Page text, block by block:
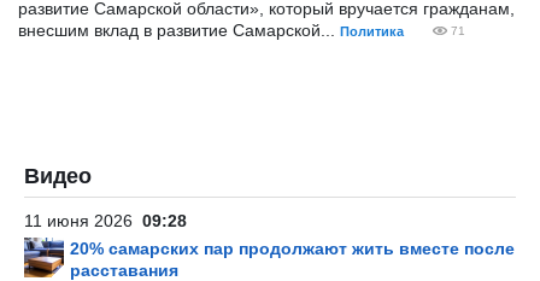
развитие Самарской области», который вручается гражданам,
внесшим вклад в развитие Самарской...
Политика 71
Видео
11 июня 2026 09:28
20% самарских пар продолжают жить вместе после
расставания